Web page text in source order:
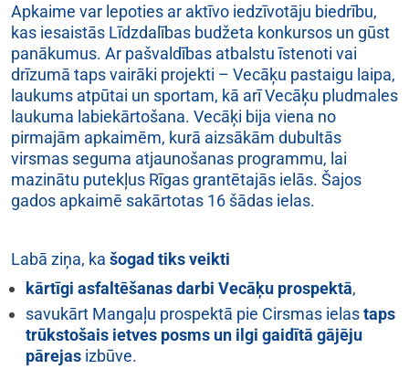
Apkaime var lepoties ar aktīvo iedzīvotāju biedrību,
kas iesaistās Līdzdalības budžeta konkursos un gūst
panākumus. Ar pašvaldības atbalstu īstenoti vai
drīzumā taps vairāki projekti – Vecāķu pastaigu laipa,
laukums atpūtai un sportam, kā arī Vecāķu pludmales
laukuma labiekārtošana. Vecāķi bija viena no
pirmajām apkaimēm, kurā aizsākām dubultās
virsmas seguma atjaunošanas programmu, lai
mazinātu putekļus Rīgas grantētajās ielās. Šajos
gados apkaimē sakārtotas 16 šādas ielas.
Labā ziņa, ka šogad tiks veikti
kārtīgi asfaltēšanas darbi Vecāķu prospektā,
savukārt Mangaļu prospektā pie Cirsmas ielastaps
trūkstošais ietves posms un ilgi gaidītā gājēju
pārejas izbūve.